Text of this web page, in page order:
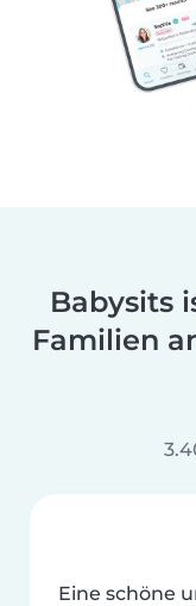
Babysits
Familien
Eine schöne